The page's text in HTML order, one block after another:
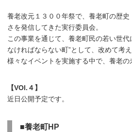
養老改元１３００年祭で、養老町の歴史
さを発信してきた実行委員会。
この事業を通じて、養老町民の若い世代
なければならない町”として、改めて考
様々なイベントを実施する中で、養老の
【VOl.４】
近日公開予定です。
■養老町HP